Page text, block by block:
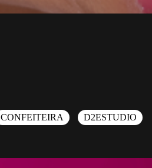
CONFEITEIRA
D2ESTUDIO